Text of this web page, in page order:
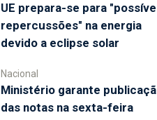
UE prepara-se para
repercussões" na energia
devido a eclipse solar
Nacional
Ministério garante
das notas na sexta-feira